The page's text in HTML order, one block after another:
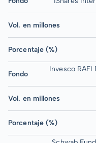
Vol. en millones
Porcentaje (%)
Fondo
Invesco RAFI
Vol. en millones
Porcentaje (%)